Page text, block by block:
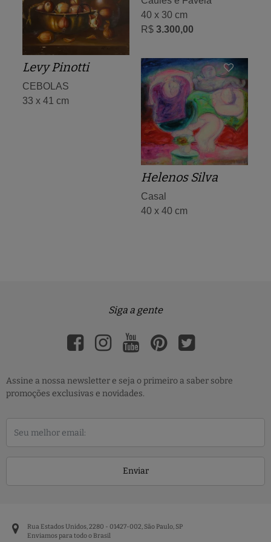
40 x 30 cm
R$ 3.300,00
Levy Pinotti
CEBOLAS
33 x 41 cm
Helenos Silva
Casal
40 x 40 cm
Siga a gente
Assine a nossa newsletter e seja o primeiro a saber sobre
promoções exclusivas e novidades.
Enviar
Rua Estados Unidos, 2280 - 01427-002, São Paulo, SP
Enviamos para todo o Brasil